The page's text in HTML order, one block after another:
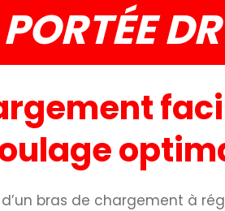
d’un bras de chargement à